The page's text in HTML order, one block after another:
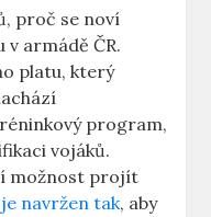
proč se noví
armádě ČR.
platu, který
program,
vojáků.
možnost projít
navržen tak, aby